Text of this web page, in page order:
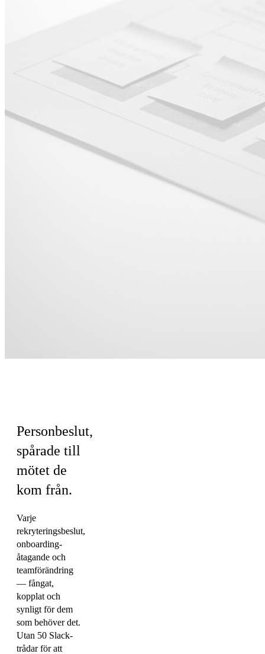
Personbeslut,
spårade till
mötet de
kom från.
Varje
rekryteringsbeslut,
onboarding-
åtagande och
teamförändring
— fångat,
kopplat och
synligt för dem
som behöver det.
Utan 50 Slack-
trådar för att